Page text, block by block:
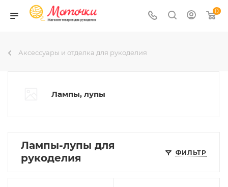
0
Аксессуары и отделка для рукоделия
Лампы, лупы
ФИЛЬТР
Лампы-лупы для
рукоделия